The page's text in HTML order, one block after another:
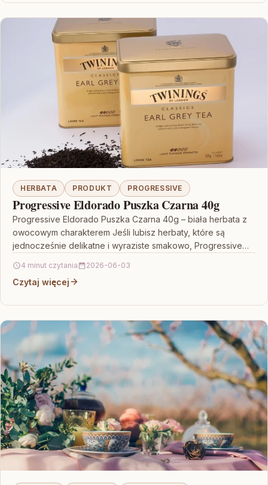
HERBATA PRODUKT PROGRESSIVE
Progressive Eldorado Puszka Czarna 40g
Progressive Eldorado Puszka Czarna 40g – biała herbata z
owocowym charakterem Jeśli lubisz herbaty, które są
jednocześnie delikatne i wyraziste smakowo, Progressive
4 minut czytania 2026-06-03
Czytaj więcej